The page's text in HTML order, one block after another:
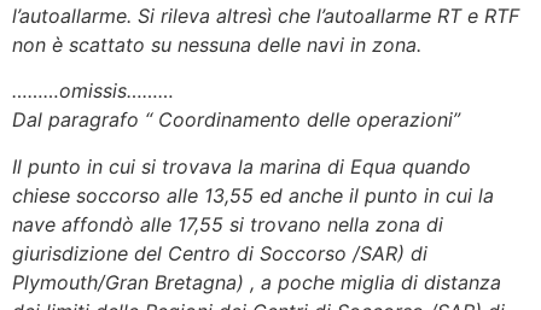
l’autoallarme. Si rileva altresì che l’autoallarme RT e RTF
non è scattato su nessuna delle navi in zona.
………omissis………
Dal paragrafo “ Coordinamento delle operazioni”
Il punto in cui si trovava la marina di Equa quando
chiese soccorso alle 13,55 ed anche il punto in cui la
nave affondò alle 17,55 si trovano nella zona di
giurisdizione del Centro di Soccorso /SAR) di
Plymouth/Gran Bretagna) , a poche miglia di distanza